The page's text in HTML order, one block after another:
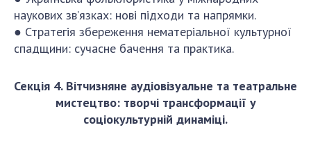
наукових зв’язках: нові підходи та напрямки.
● Стратегія збереження нематеріальної культурної
спадщини: сучасне бачення та практика.
Секція 4. Вітчизняне аудіовізуальне та театральне
мистецтво: творчі трансформації у
соціокультурній динаміці.